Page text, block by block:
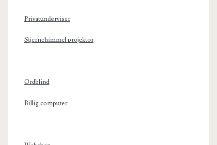
Privatunderviser
Stjernehimmel projektor
Ordblind
Billig computer